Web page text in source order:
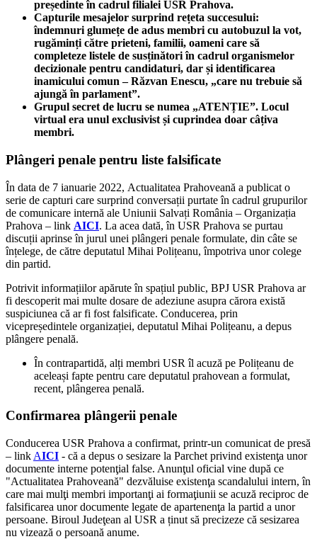
președinte în cadrul filialei USR Prahova.
Capturile mesajelor surprind rețeta succesului:
îndemnuri glumețe de adus membri cu autobuzul la vot,
rugăminți către prieteni, familii, oameni care să
completeze listele de susținători în cadrul organismelor
decizionale pentru candidaturi, dar și identificarea
inamicului comun – Răzvan Enescu, „care nu trebuie să
ajungă în parlament”.
Grupul secret de lucru se numea „ATENȚIE”. Locul
virtual era unul exclusivist și cuprindea doar câțiva
membri.
Plângeri penale pentru liste falsificate
În data de 7 ianuarie 2022, Actualitatea Prahoveană a publicat o
serie de capturi care surprind conversații purtate în cadrul grupurilor
de comunicare internă ale Uniunii Salvați România – Organizația
Prahova – link AICI. La acea dată, în USR Prahova se purtau
discuții aprinse în jurul unei plângeri penale formulate, din câte se
înțelege, de către deputatul Mihai Polițeanu, împotriva unor colege
din partid.
Potrivit informațiilor apărute în spațiul public, BPJ USR Prahova ar
fi descoperit mai multe dosare de adeziune asupra cărora există
suspiciunea că ar fi fost falsificate. Conducerea, prin
vicepreședintele organizației, deputatul Mihai Polițeanu, a depus
plângere penală.
În contrapartidă, alți membri USR îl acuză pe Polițeanu de
aceleași fapte pentru care deputatul prahovean a formulat,
recent, plângerea penală.
Confirmarea plângerii penale
Conducerea USR Prahova a confirmat, printr-un comunicat de presă
– link AICI - că a depus o sesizare la Parchet privind existenţa unor
documente interne potenţial false. Anunţul oficial vine după ce
"Actualitatea Prahoveană" dezvăluise existenţa scandalului intern, în
care mai mulţi membri importanţi ai formaţiunii se acuză reciproc de
falsificarea unor documente legate de apartenenţa la partid a unor
persoane. Biroul Judeţean al USR a ținut să precizeze că sesizarea
nu vizează o persoană anume.